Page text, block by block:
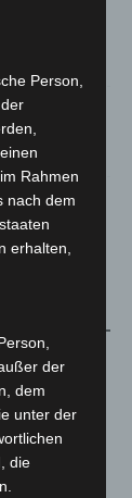
beim
sucht
2.799
Person,
Rahmen
nach dem
erhalten,
der
dem
unter der
die